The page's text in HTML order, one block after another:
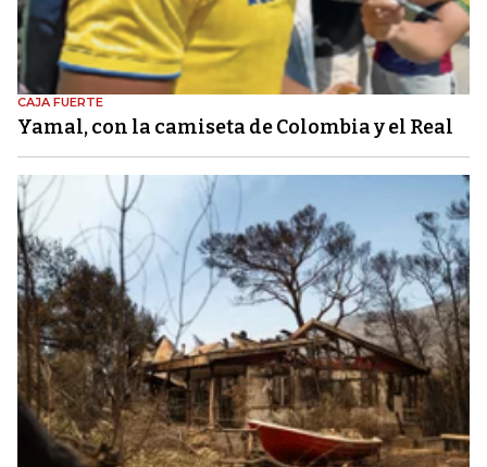
CAJA FUERTE
Yamal, con la camiseta de Colombia y el Real